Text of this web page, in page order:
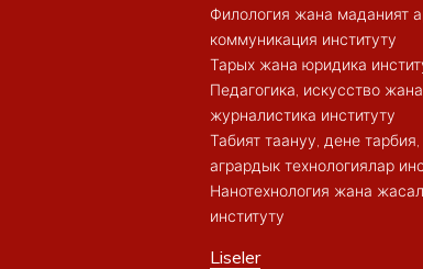
Филология жана маданият
коммуникация институту
Тарых жана юридика
Педагогика, искусство жана
журналистика институту
Табият таануу, дене
агрардык технологиялар
Нанотехнология жана
институту
Liseler